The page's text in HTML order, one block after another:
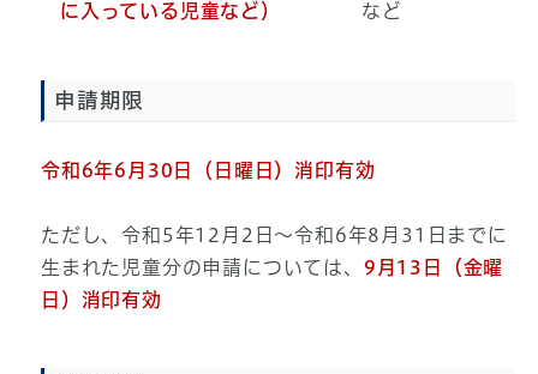
に入っている児童など） など
申請期限
令和6年6月30日（日曜日）消印有効
ただし、令和5年12月2日～令和6年8月31日までに
生まれた児童分の申請については、 9月13日（金曜
日）消印有効